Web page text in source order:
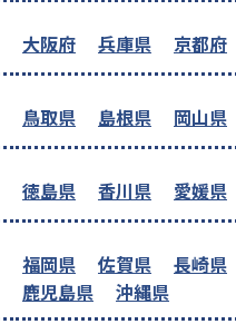
大阪府 兵庫県 京都府
鳥取県 島根県 岡山県
徳島県 香川県 愛媛県
福岡県 佐賀県 長崎県
鹿児島県
沖縄県